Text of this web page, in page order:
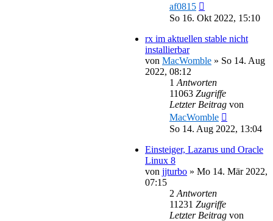
af0815
So 16. Okt 2022, 15:10
rx im aktuellen stable nicht
installierbar
von MacWomble » So 14. Aug
2022, 08:12
1 Antworten
11063 Zugriffe
Letzter Beitrag von
MacWomble
So 14. Aug 2022, 13:04
Einsteiger, Lazarus und Oracle
Linux 8
von jjturbo » Mo 14. Mär 2022,
07:15
2 Antworten
11231 Zugriffe
Letzter Beitrag von